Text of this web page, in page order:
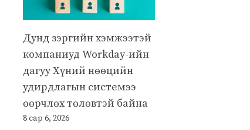
Дунд зэргийн хэмжээтэй
компаниуд Workday-ийн
дагуу Хүний нөөцийн
удирдлагын системээ
өөрчлөх төлөвтэй байна
8 сар 6, 2026